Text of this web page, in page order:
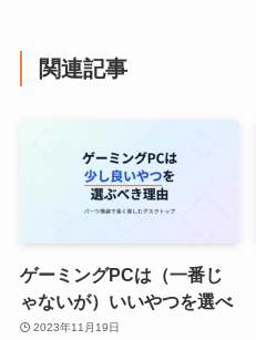
関連記事
ゲーミングPCは（一番じ
ゃないが）いいやつを選べ
2023年11月19日